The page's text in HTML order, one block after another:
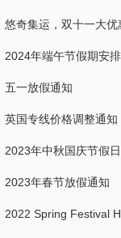
悠奇集运，双十一大优
2024年端午节假期安排
五一放假通知
英国专线价格调整通知
2023年中秋国庆节假
2023年春节放假通知
2022 Spring Festival